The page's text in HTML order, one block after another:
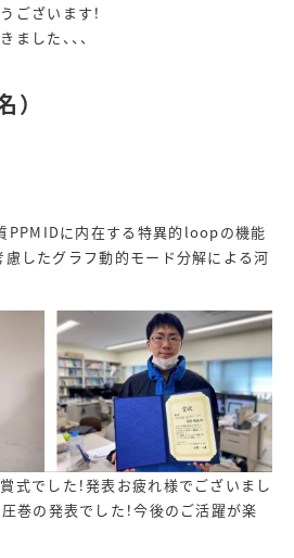
ございます！
した、、、
PPMIDに内在する特異的loopの機能
たグラフ動的モード分解による河
式でした！発表お疲れ様でございまし
の発表でした！今後のご活躍が楽